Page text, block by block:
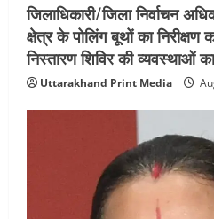
जिलाधिकारी/जिला निर्वाचन
क्षेत्र के पोलिंग बूथों का
निस्तारण शिविर की व्यवस्थाओं
Uttarakhand Print Media